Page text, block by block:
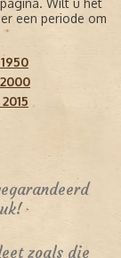
Wilt u het
een periode om
zoals die